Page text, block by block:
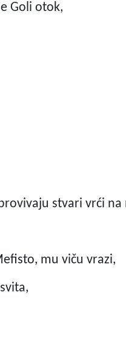
Goli otok,
stvari vrći na
mu viču vrazi,